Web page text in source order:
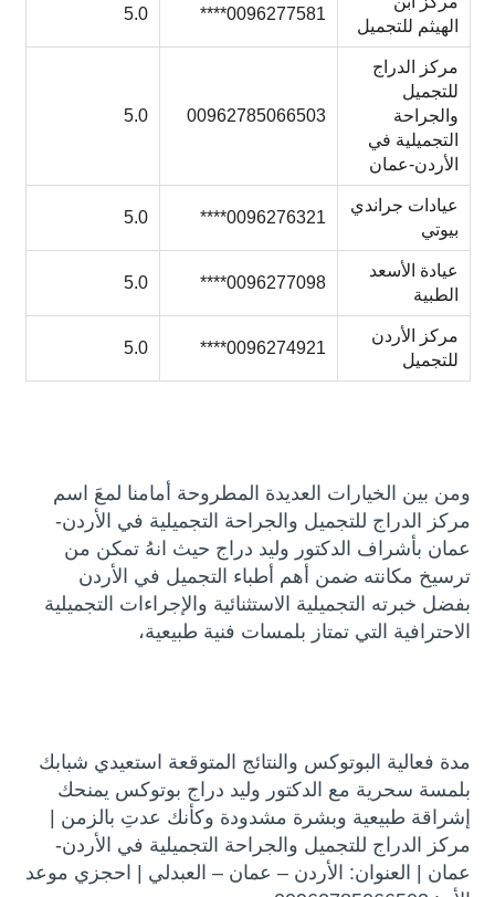
الهيثم للتجميل
0096277581****
5.0
مركز الدراج
للتجميل
والجراحة
التجميلية في
الأردن-عمان
00962785066503
5.0
عيادات جراندي
بيوتي
0096276321****
5.0
عيادة الأسعد
الطبية
0096277098****
5.0
مركز الأردن
للتجميل
0096274921****
5.0
ومن بين الخيارات العديدة المطروحة أمامنا لمعَ اسم
مركز الدراج للتجميل والجراحة التجميلية في الأردن-
عمان بأشراف الدكتور وليد دراج حيث انهُ تمكن من
ترسيخ مكانته ضمن أهم أطباء التجميل في الأردن
بفضل خبرته التجميلية الاستثنائية والإجراءات التجميلية
الاحترافية التي تمتاز بلمسات فنية طبيعية،
مدة فعالية البوتوكس والنتائج المتوقعة استعيدي شبابك
بلمسة سحرية مع الدكتور وليد دراج بوتوكس يمنحك
إشراقة طبيعية وبشرة مشدودة وكأنك عدتِ بالزمن |
مركز الدراج للتجميل والجراحة التجميلية في الأردن-
عمان | العنوان: الأردن – عمان – العبدلي | احجزي موعد